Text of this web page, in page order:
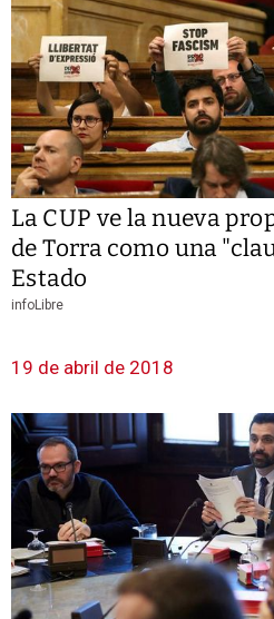
La CUP ve la nueva
de Torra como una
Estado
infoLibre
19 de abril de 2018